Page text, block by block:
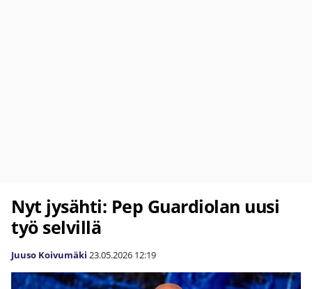
Nyt jysähti: Pep Guardiolan uusi
työ selvillä
Juuso Koivumäki 23.05.2026 12:19